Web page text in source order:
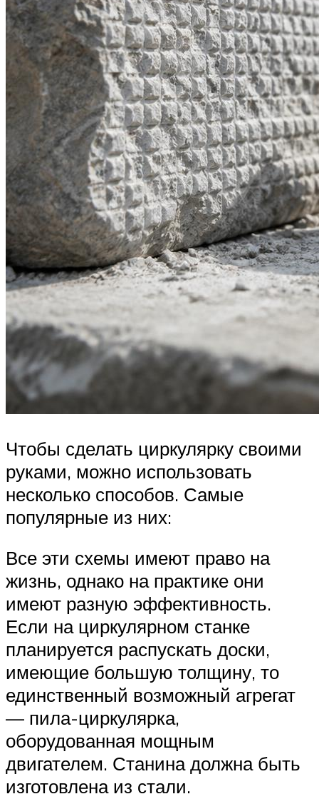
Чтобы сделать циркулярку своими
руками, можно использовать
несколько способов. Самые
популярные из них:
Все эти схемы имеют право на
жизнь, однако на практике они
имеют разную эффективность.
Если на циркулярном станке
планируется распускать доски,
имеющие большую толщину, то
единственный возможный агрегат
— пила-циркулярка,
оборудованная мощным
двигателем. Станина должна быть
изготовлена из стали.